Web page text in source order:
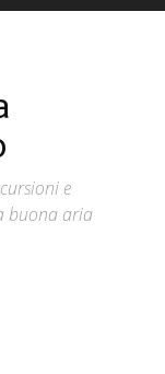
e
buona aria